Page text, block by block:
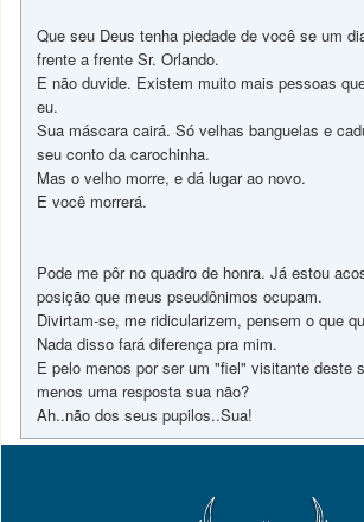
Que seu Deus tenha piedade de você se um
frente a frente Sr. Orlando.
E não duvide. Existem muito mais pessoas
eu.
Sua máscara cairá. Só velhas banguelas e
seu conto da carochinha.
Mas o velho morre, e dá lugar ao novo.
E você morrerá.
Pode me pôr no quadro de honra. Já estou
posição que meus pseudônimos ocupam.
Divirtam-se, me ridicularizem, pensem o que
Nada disso fará diferença pra mim.
E pelo menos por ser um "fiel" visitante deste
menos uma resposta sua não?
Ah..não dos seus pupilos..Sua!